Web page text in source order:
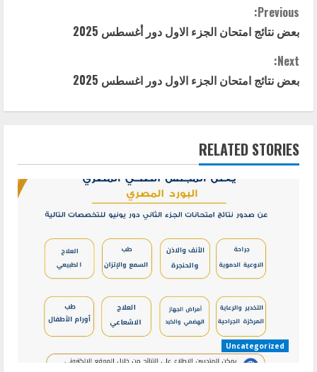
C
o
n
t
i
n
Previous:
بعض نتائج امتحان الجزء الاول دور أغسطس 2025
Next:
بعض نتائج امتحان الجزء الاول دور اغسطس 2025
RELATED STORIES
Uncategorized